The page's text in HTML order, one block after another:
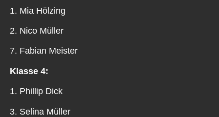
1. Mia Hölzing
2. Nico Müller
7. Fabian Meister
Klasse 4:
1. Phillip Dick
3. Selina Müller